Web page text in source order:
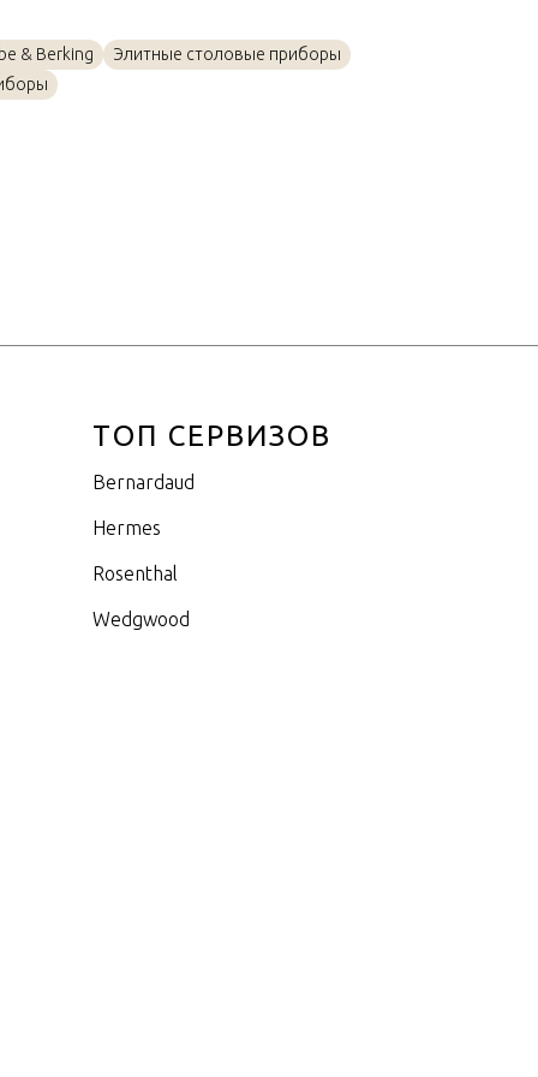
29см
& Berking
Элитные столовые приборы
ТОП СЕРВИЗОВ
Bernardaud
Hermes
Rosenthal
Wedgwood